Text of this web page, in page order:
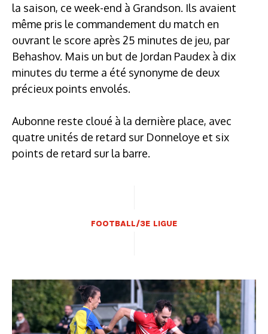
la saison, ce week-end à Grandson. Ils avaient
même pris le commandement du match en
ouvrant le score après 25 minutes de jeu, par
Behashov. Mais un but de Jordan Paudex à dix
minutes du terme a été synonyme de deux
précieux points envolés.
Aubonne reste cloué à la dernière place, avec
quatre unités de retard sur Donneloye et six
points de retard sur la barre.
FOOTBALL/3E LIGUE